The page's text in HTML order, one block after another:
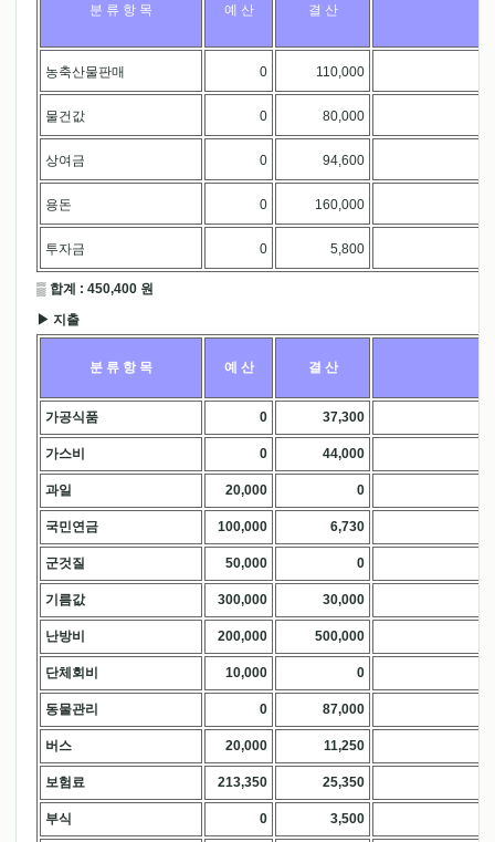
분 류 항 목 예 산 결 산
농축산물판매 0 110,000
물건값 0 80,000
상여금 0 94,600
용돈 0 160,000
투자금 0 5,800
▒ 합계 : 450,400 원
▶ 지출
분 류 항 목 예 산 결 산
가공식품 0 37,300
가스비 0 44,000
과일 20,000 0
국민연금 100,000 6,730
군것질 50,000 0
기름값 300,000 30,000
난방비 200,000 500,000
단체회비 10,000 0
동물관리 0 87,000
버스 20,000 11,250
보험료 213,350 25,350
부식 0 3,500